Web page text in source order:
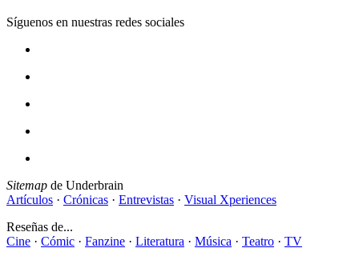
Síguenos en nuestras redes sociales
Sitemap de Underbrain
Artículos · Crónicas · Entrevistas · Visual Xperiences
Reseñas de...
Cine · Cómic · Fanzine · Literatura · Música · Teatro · TV